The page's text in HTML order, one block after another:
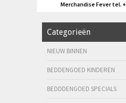
Merchandise Fever tel.
Categorieën
NIEUW BINNEN
BEDDENGOED KINDEREN
BEDDDENGOED SPECIALS